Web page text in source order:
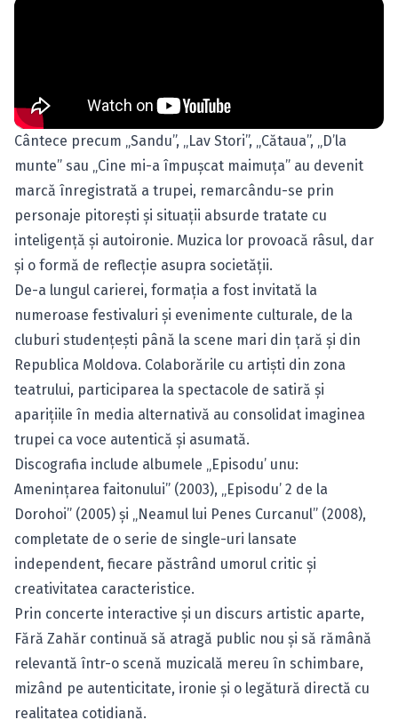
Cântece precum „Sandu”, „Lav Stori”, „Cătaua”, „D’la
munte” sau „Cine mi-a împușcat maimuța” au devenit
marcă înregistrată a trupei, remarcându-se prin
personaje pitorești și situații absurde tratate cu
inteligență și autoironie. Muzica lor provoacă râsul, dar
și o formă de reflecție asupra societății.
De-a lungul carierei, formația a fost invitată la
numeroase festivaluri și evenimente culturale, de la
cluburi studențești până la scene mari din țară și din
Republica Moldova. Colaborările cu artiști din zona
teatrului, participarea la spectacole de satiră și
aparițiile în media alternativă au consolidat imaginea
trupei ca voce autentică și asumată.
Discografia include albumele „Episodu’ unu:
Amenințarea faitonului” (2003), „Episodu’ 2 de la
Dorohoi” (2005) și „Neamul lui Penes Curcanul” (2008),
completate de o serie de single-uri lansate
independent, fiecare păstrând umorul critic și
creativitatea caracteristice.
Prin concerte interactive și un discurs artistic aparte,
Fără Zahăr continuă să atragă public nou și să rămână
relevantă într-o scenă muzicală mereu în schimbare,
mizând pe autenticitate, ironie și o legătură directă cu
realitatea cotidiană.